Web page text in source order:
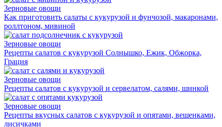
Зерновые овощи
Как приготовить салаты с кукурузой и фунчозой, макаронами,
роллтоном, мивиной
Зерновые овощи
Рецепты салатов с кукурузой Солнышко, Ежик, Обжорка,
Грация
Зерновые овощи
Рецепты салатов с кукурузой и сервелатом, салями, шинкой
Зерновые овощи
Рецепты вкусных салатов с кукурузой и опятами, вешенками,
лисичками